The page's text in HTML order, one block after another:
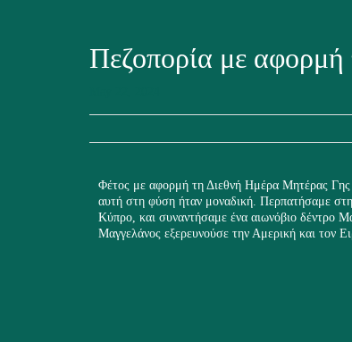
Πεζοπορία με
Φέτος με αφορμή τη Διεθνή Ημέρα Μητέρας Γης
αυτή στη φύση ήταν μοναδική. Περπατήσαμε
Κύπρο, και συναντήσαμε ένα αιωνόβιο δέντρο
Μαγγελάνος εξερευνούσε την Αμερική και τον